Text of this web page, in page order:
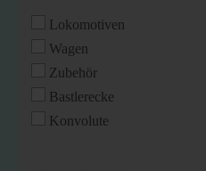
Lokomotiven
Wagen
Zubehör
Bastlerecke
Konvolute